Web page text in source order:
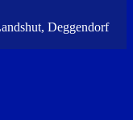
Deggendorf